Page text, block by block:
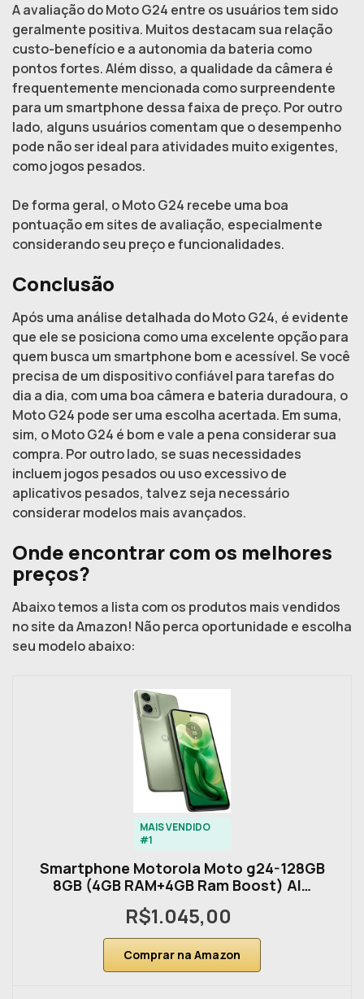
A avaliação do Moto G24 entre os usuários tem sido
geralmente positiva. Muitos destacam sua relação
custo-benefício e a autonomia da bateria como
pontos fortes. Além disso, a qualidade da câmera é
frequentemente mencionada como surpreendente
para um smartphone dessa faixa de preço. Por outro
lado, alguns usuários comentam que o desempenho
pode não ser ideal para atividades muito exigentes,
como jogos pesados.
De forma geral, o Moto G24 recebe uma boa
pontuação em sites de avaliação, especialmente
considerando seu preço e funcionalidades.
Conclusão
Após uma análise detalhada do Moto G24, é evidente
que ele se posiciona como uma excelente opção para
quem busca um smartphone bom e acessível. Se você
precisa de um dispositivo confiável para tarefas do
dia a dia, com uma boa câmera e bateria duradoura, o
Moto G24 pode ser uma escolha acertada. Em suma,
sim, o Moto G24 é bom e vale a pena considerar sua
compra. Por outro lado, se suas necessidades
incluem jogos pesados ou uso excessivo de
aplicativos pesados, talvez seja necessário
considerar modelos mais avançados.
Onde encontrar com os melhores
preços?
Abaixo temos a lista com os produtos mais vendidos
no site da Amazon! Não perca oportunidade e escolha
seu modelo abaixo:
MAIS VENDIDO
#1
Smartphone Motorola Moto g24-128GB
8GB (4GB RAM+4GB Ram Boost) AI…
R$1.045,00
Comprar na Amazon